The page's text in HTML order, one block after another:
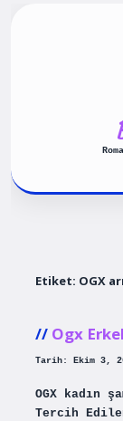
Etiket: OGX
Ogx
Tarih: Ekim 3,
OGX kadın
Tercih